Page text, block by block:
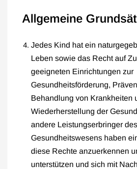
Allgemeine
Jedes Kind hat ein
Leben sowie das Recht auf
geeigneten Einrichtungen zur
Gesundheitsförderung,
Behandlung von Krankheiten
Wiederherstellung der
andere Leistungserbringer des
Gesundheitswesens haben
diese Rechte anzuerkennen
unterstützen und sich mit